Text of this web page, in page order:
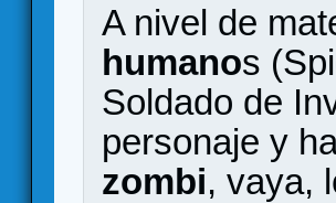
A nivel de
humanos
Soldado de
personaje y
zombi, vaya,